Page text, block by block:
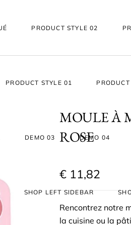
PRODUCT STYLE 02
PRODUCT STYLE 01
DEMO 03 DEMO 04
SHOP LEFT SIDEBAR
MOULE À
ROSE
€ 11,82
Rencontrez notre
la cuisine ou la